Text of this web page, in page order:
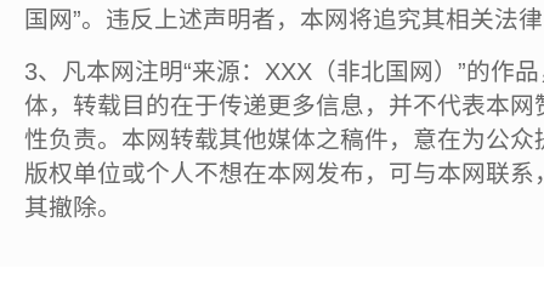
国网”。违反上述声明者，本网将追究其相关法
3、凡本网注明“来源：XXX（非北国网）”的作
体，转载目的在于传递更多信息，并不代表本
性负责。本网转载其他媒体之稿件，意在为公
版权单位或个人不想在本网发布，可与本网联
其撤除。